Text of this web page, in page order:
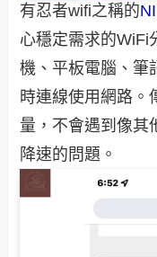
有忍者wifi之稱的
心穩定需求的WiFi
機、平板電腦、筆
時連線使用網路。
量，不會遇到像其
降速的問題。